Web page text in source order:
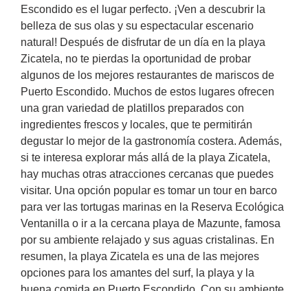
Escondido es el lugar perfecto. ¡Ven a descubrir la
belleza de sus olas y su espectacular escenario
natural! Después de disfrutar de un día en la playa
Zicatela, no te pierdas la oportunidad de probar
algunos de los mejores restaurantes de mariscos de
Puerto Escondido. Muchos de estos lugares ofrecen
una gran variedad de platillos preparados con
ingredientes frescos y locales, que te permitirán
degustar lo mejor de la gastronomía costera. Además,
si te interesa explorar más allá de la playa Zicatela,
hay muchas otras atracciones cercanas que puedes
visitar. Una opción popular es tomar un tour en barco
para ver las tortugas marinas en la Reserva Ecológica
Ventanilla o ir a la cercana playa de Mazunte, famosa
por su ambiente relajado y sus aguas cristalinas. En
resumen, la playa Zicatela es una de las mejores
opciones para los amantes del surf, la playa y la